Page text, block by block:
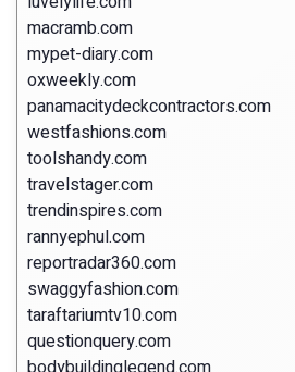
macramb.com
mypet-diary.com
oxweekly.com
panamacitydeckcontractors.com
westfashions.com
toolshandy.com
travelstager.com
trendinspires.com
rannyephul.com
reportradar360.com
swaggyfashion.com
taraftariumtv10.com
questionquery.com